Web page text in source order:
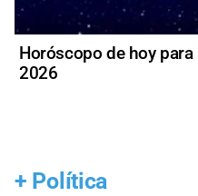
Horóscopo de hoy
2026
+ Política